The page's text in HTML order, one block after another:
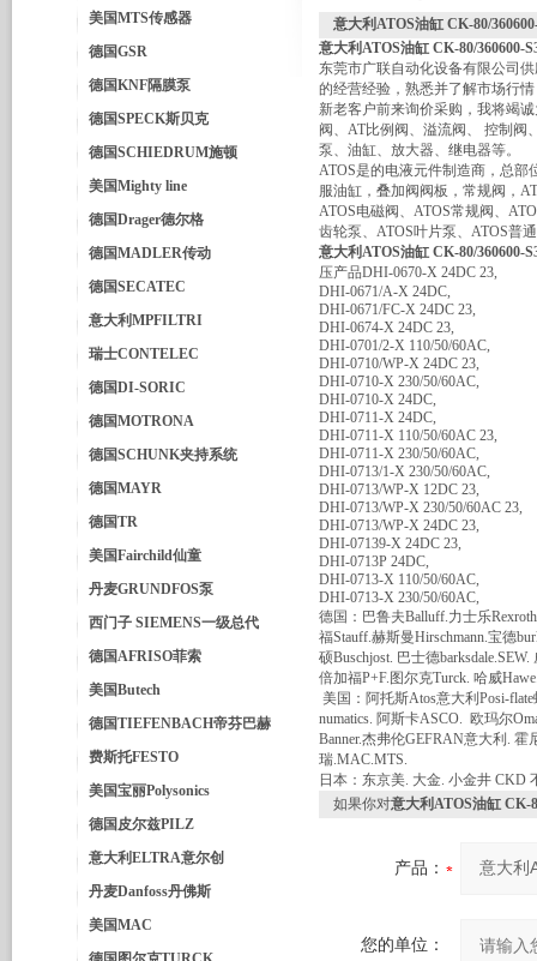
美国MTS传感器
德国GSR
德国KNF隔膜泵
德国SPECK斯贝克
德国SCHIEDRUM施顿
美国Mighty line
德国Drager德尔格
德国MADLER传动
德国SECATEC
意大利MPFILTRI
瑞士CONTELEC
德国DI-SORIC
德国MOTRONA
德国SCHUNK夹持系统
德国MAYR
德国TR
美国Fairchild仙童
丹麦GRUNDFOS泵
西门子 SIEMENS一级总代
德国AFRISO菲索
美国Butech
德国TIEFENBACH帝芬巴赫
费斯托FESTO
美国宝丽Polysonics
德国皮尔兹PILZ
意大利ELTRA意尔创
丹麦Danfoss丹佛斯
美国MAC
意大利ATOS油缸 CK-80/
意大利ATOS油缸 CK-80/360600-
东莞市广联自动化设备有限公司
的经营经验，熟悉并了解市场行
新老客户前来询价采购，我将竭
阀、AT比例阀、溢流阀、 控制阀
泵、油缸、放大器、继电器等。
ATOS是的电液元件制造商，总部
服油缸，叠加阀阀板，常规阀，
ATOS电磁阀、ATOS常规阀、
齿轮泵、ATOS叶片泵、ATOS普
意大利ATOS油缸 CK-80/360600-
压产品DHI-0670-X 24DC 23,
DHI-0671/A-X 24DC,
DHI-0671/FC-X 24DC 23,
DHI-0674-X 24DC 23,
DHI-0701/2-X 110/50/60AC,
DHI-0710/WP-X 24DC 23,
DHI-0710-X 230/50/60AC,
DHI-0710-X 24DC,
DHI-0711-X 24DC,
DHI-0711-X 110/50/60AC 23,
DHI-0711-X 230/50/60AC,
DHI-0713/1-X 230/50/60AC,
DHI-0713/WP-X 12DC 23,
DHI-0713/WP-X 230/50/60AC 23,
DHI-0713/WP-X 24DC 23,
DHI-07139-X 24DC 23,
DHI-0713P 24DC,
DHI-0713-X 110/50/60AC,
DHI-0713-X 230/50/60AC,
德国：巴鲁夫Balluff.力士乐
福Stauff.赫斯曼Hirschmann.宝德
硕Buschjost. 巴士德
倍加福P+F.图尔克Turck. 哈威
美国：阿托斯Atos意大利Posi-
numatics. 阿斯卡ASCO. 欧玛尔
Banner.杰弗伦GEFRAN意大利.
瑞.MAC.MTS.
日本：东京美. 大金. 小金井 CKD
如果你对意大利ATOS油缸 CK-
产品：
您的单位：